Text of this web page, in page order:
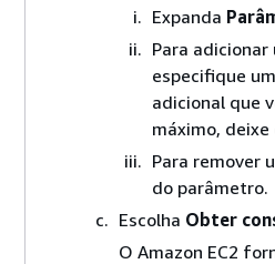
Expanda
Para
especifique
adicional que
máximo, deixe
Para remover
do parâmetro.
Escolha Obter
O Amazon EC2